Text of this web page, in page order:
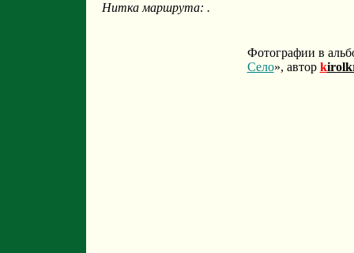
Нитка маршрута: .
Фотографии в
Село», автор k